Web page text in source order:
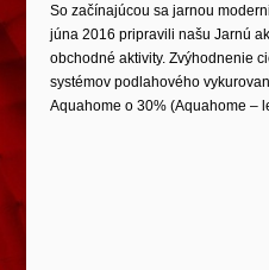
So začínajúcou sa jarnou
júna 2016 pripravili našu Jarnú
obchodné aktivity. Zvýhodnenie
systémov podlahového
Aquahome o 30% (Aquahome –